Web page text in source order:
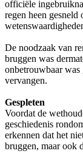
officiële
regen heen
De noodzaak van
bruggen was
onbetrouwbaar was
vervangen.
Gespleten
Voordat de
geschiedenis
erkennen dat het
bruggen, maar ook